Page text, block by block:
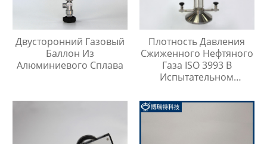
Двусторонний Газовый
Баллон Из
Алюминиевого Сплава
Плотность Давления
Сжиженного Нефтяного
Газа ISO 3993 В
Испытательном
Углеводородов